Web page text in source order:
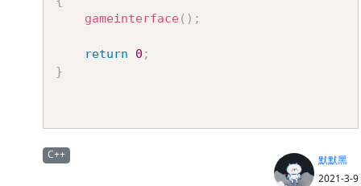
gameinterface( ) ;
return 0 ;
}
C++
默默黑
2021-3-9